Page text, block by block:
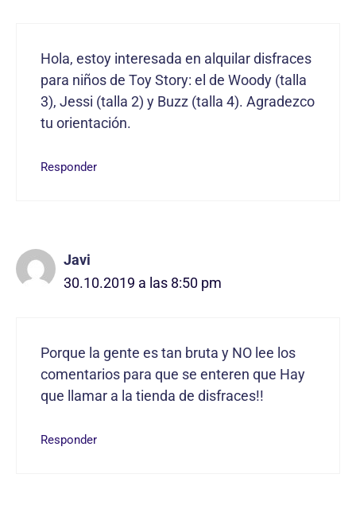
Hola, estoy interesada en alquilar disfraces
para niños de Toy Story: el de Woody (talla
3), Jessi (talla 2) y Buzz (talla 4). Agradezco
tu orientación.
Responder
Javi
30.10.2019 a las 8:50 pm
Porque la gente es tan bruta y NO lee los
comentarios para que se enteren que Hay
que llamar a la tienda de disfraces!!
Responder